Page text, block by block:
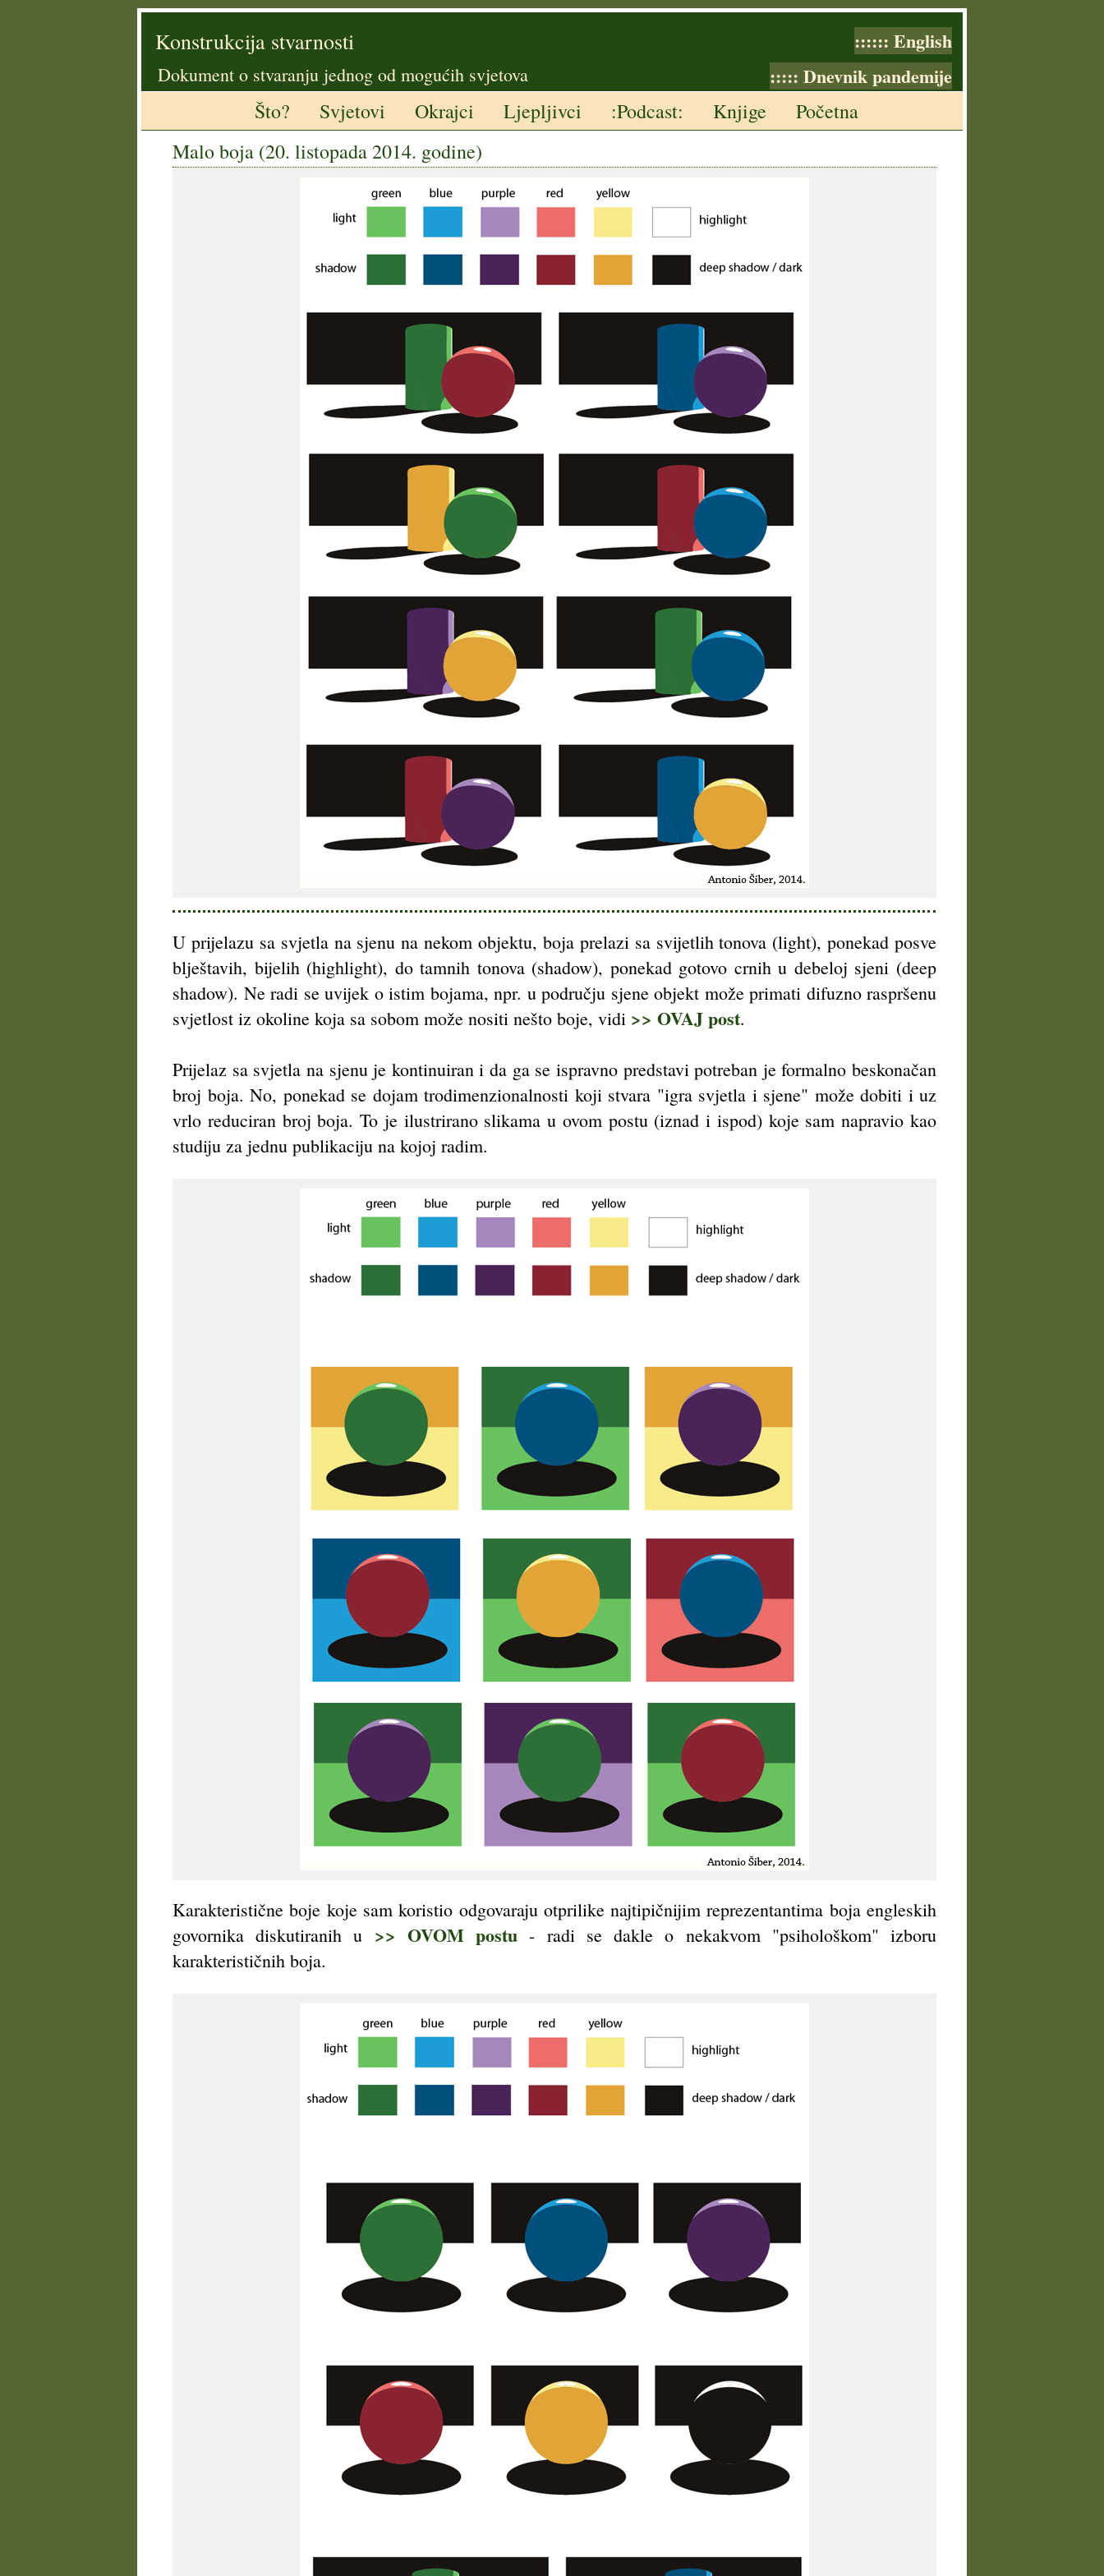
Konstrukcija stvarnosti :::::: English
Dokument o stvaranju jednog od mogućih svjetova ::::: Dnevnik pandemije
Što? Svjetovi Okrajci Ljepljivci :Podcast: Knjige
Početna
Malo boja (20. listopada 2014. godine)
U prijelazu sa svjetla na sjenu na nekom objektu, boja prelazi sa svijetlih tonova (light), ponekad posve
blještavih, bijelih (highlight), do tamnih tonova (shadow), ponekad gotovo crnih u debeloj sjeni (deep
shadow). Ne radi se uvijek o istim bojama, npr. u području sjene objekt može primati difuzno raspršenu
svjetlost iz okoline koja sa sobom može nositi nešto boje, vidi >> OVAJ post.
Prijelaz sa svjetla na sjenu je kontinuiran i da ga se ispravno predstavi potreban je formalno beskonačan
broj boja. No, ponekad se dojam trodimenzionalnosti koji stvara "igra svjetla i sjene" može dobiti i uz
vrlo reduciran broj boja. To je ilustrirano slikama u ovom postu (iznad i ispod) koje sam napravio kao
studiju za jednu publikaciju na kojoj radim.
Karakteristične boje koje sam koristio odgovaraju otprilike najtipičnijim reprezentantima boja engleskih
govornika diskutiranih u >> OVOM postu - radi se dakle o nekakvom "psihološkom" izboru
karakterističnih boja.